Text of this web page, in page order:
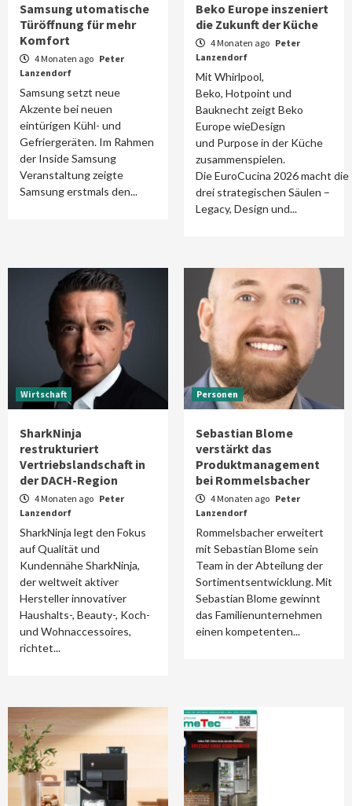
Samsung utomatische
Türöffnung für mehr
Komfort
4 Monaten ago Peter
Lanzendorf
Samsung setzt neue
Akzente bei neuen
eintürigen Kühl- und
Gefriergeräten. Im Rahmen
der Inside Samsung
Veranstaltung zeigte
Samsung erstmals den...
Beko Europe inszeniert
die Zukunft der Küche
4 Monaten ago Peter
Lanzendorf
Mit Whirlpool,
Beko, Hotpoint und
Bauknecht zeigt Beko
Europe wieDesign
und Purpose in der Küche
zusammenspielen.
Die EuroCucina 2026 macht die
drei strategischen Säulen –
Legacy, Design und...
Wirtschaft
SharkNinja
restrukturiert
Vertriebslandschaft in
der DACH-Region
4 Monaten ago Peter
Lanzendorf
SharkNinja legt den Fokus
auf Qualität und
Kundennähe SharkNinja,
der weltweit aktiver
Hersteller innovativer
Haushalts-, Beauty-, Koch-
und Wohnaccessoires,
richtet...
Personen
Sebastian Blome
verstärkt das
Produktmanagement
bei Rommelsbacher
4 Monaten ago Peter
Lanzendorf
Rommelsbacher erweitert
mit Sebastian Blome sein
Team in der Abteilung der
Sortimentsentwicklung. Mit
Sebastian Blome gewinnt
das Familienunternehmen
einen kompetenten...